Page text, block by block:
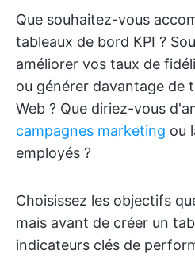
Que souhaitez-vous
tableaux de bord KPI ?
améliorer vos taux de
ou générer davantage de
Web ? Que diriez-vous
campagnes marketing ou
employés ?
Choisissez les objectifs
mais avant de créer un
indicateurs clés de